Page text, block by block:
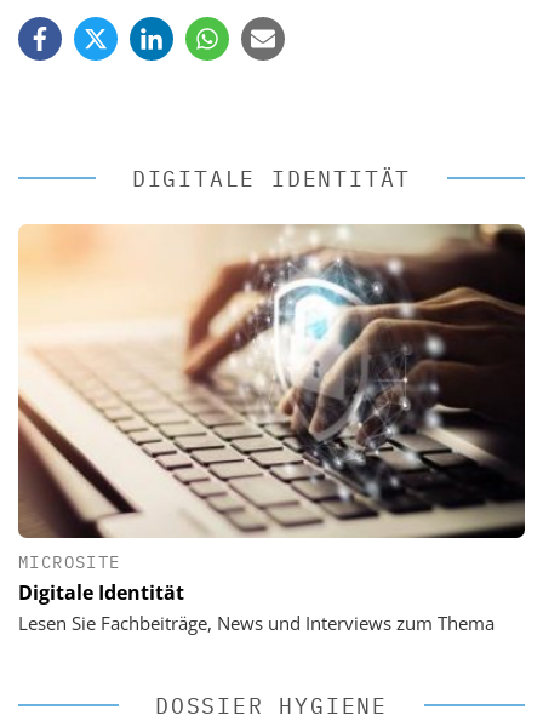
DIGITALE IDENTITÄT
MICROSITE
Digitale Identität
Lesen Sie Fachbeiträge, News und Interviews zum Thema
DOSSIER HYGIENE